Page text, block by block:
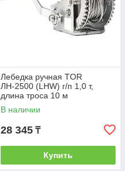
Лебедка ручная TOR
ЛН-2500 (LHW) г/п 1,0 т,
длина троса 10 м
В наличии
28 345 ₸
Купить